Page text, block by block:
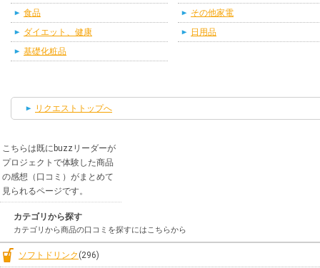
食品
ダイエット、健康
基礎化粧品
その他家電
日用品
リクエストトップへ
こちらは既にbuzzリーダーが
プロジェクトで体験した商品
の感想（口コミ）がまとめて
見られるページです。
カテゴリから探す
カテゴリから商品の口コミを探すにはこちらから
ソフトドリンク (296)